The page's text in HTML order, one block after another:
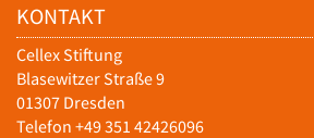
KONTAKT
Cellex Stiftung
Blasewitzer Straße 9
01307 Dresden
Telefon +49 351 42426096